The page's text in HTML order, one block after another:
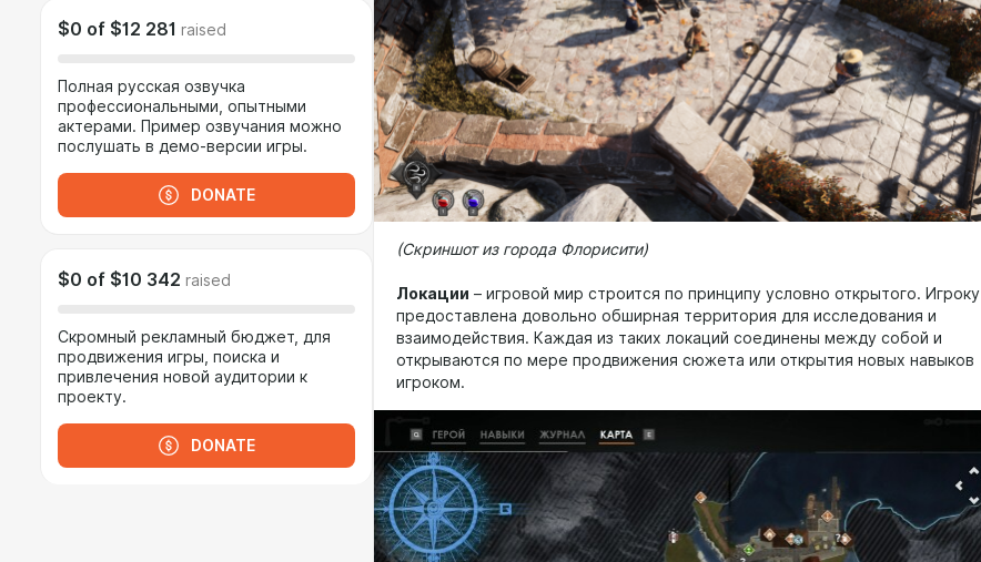
$0 of $12 281 raised
Полная русская озвучка
профессиональными, опытными
актерами. Пример озвучания можно
послушать в демо-версии игры.
DONATE
$0 of $10 342 raised
Скромный рекламный бюджет, для
продвижения игры, поиска и
привлечения новой аудитории к
проекту.
DONATE
(Скриншот из города Флорисити)
Локации – игровой мир строится по принципу условно открытого. Игроку
предоставлена довольно обширная территория для исследования и
взаимодействия. Каждая из таких локаций соединены между собой и
открываются по мере продвижения сюжета или открытия новых навыков
игроком.